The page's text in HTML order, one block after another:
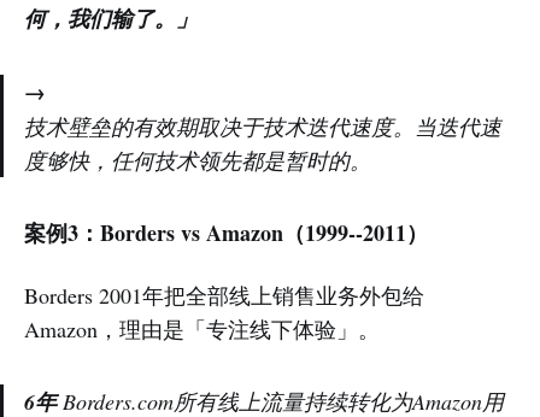
何，我们输了。」
→
技术壁垒的有效期取决于技术迭代速度。当迭代速
度够快，任何技术领先都是暂时的。
案例3：Borders vs Amazon（1999--2011）
Borders 2001年把全部线上销售业务外包给
Amazon，理由是「专注线下体验」。
6年Borders.com所有线上流量持续转化为Amazon用